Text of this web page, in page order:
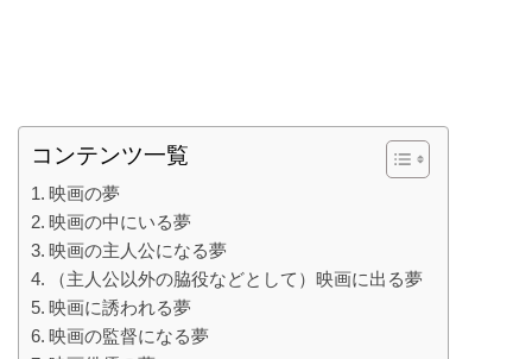
コンテンツ一覧
映画の夢
映画の中にいる夢
映画の主人公になる夢
（主人公以外の脇役などとして）映画に出る夢
映画に誘われる夢
映画の監督になる夢